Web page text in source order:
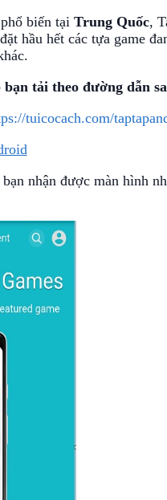
biến tại Trung Quốc,
hầu hết các tựa game
tải theo đường dẫn
tuicocach.com/
nhận được màn hình